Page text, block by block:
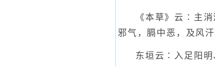
《本草》云∶主
邪气，膈中恶，及风
东垣云∶入足阳明